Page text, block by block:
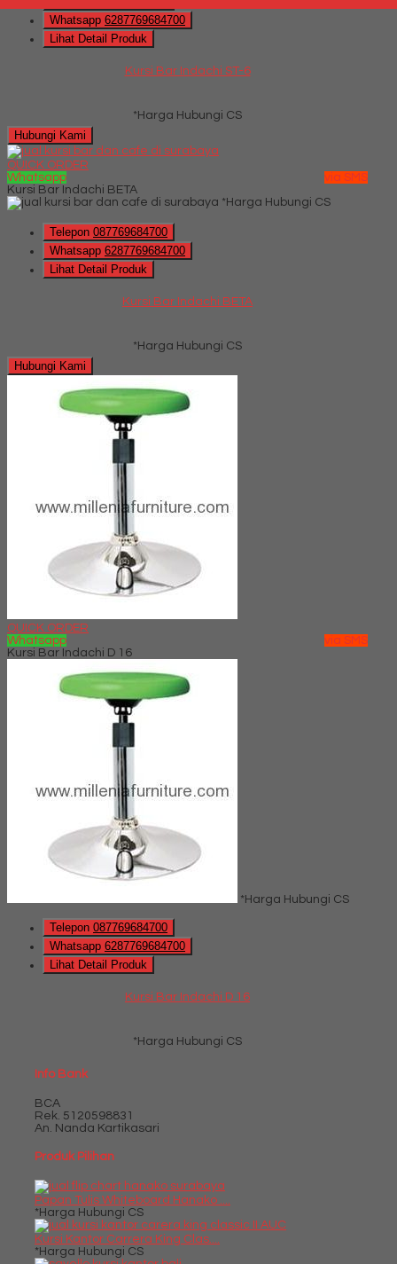
Whatsapp 6287769684700
Lihat Detail Produk
Kursi Bar Indachi ST-6
*Harga Hubungi CS
Hubungi Kami
QUICK ORDER
Whatsapp
via SMS
Kursi Bar Indachi BETA
*Harga Hubungi CS
Telepon 087769684700
Whatsapp 6287769684700
Lihat Detail Produk
Kursi Bar Indachi BETA
*Harga Hubungi CS
Hubungi Kami
QUICK ORDER
Whatsapp
via SMS
Kursi Bar Indachi D 16
*Harga Hubungi CS
Telepon 087769684700
Whatsapp 6287769684700
Lihat Detail Produk
Kursi Bar Indachi D 16
*Harga Hubungi CS
Info Bank
BCA
Rek. 5120598831
An. Nanda Kartikasari
Produk Pilihan
Papan Tulis Whiteboard Hanako ....
*Harga Hubungi CS
Kursi Kantor Carrera King Clas....
*Harga Hubungi CS